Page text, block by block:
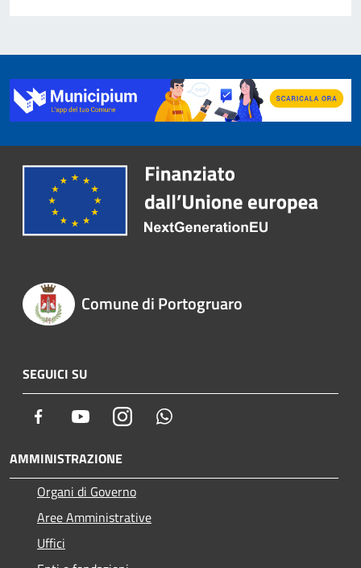
Comune di Portogruaro
SEGUICI SU
Facebook YoutubeInstagram
AMMINISTRAZIONE
Organi di Governo
Aree Amministrative
Uffici